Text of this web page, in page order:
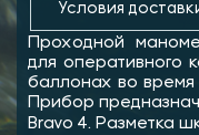
Условия
Проходной
для оперативного
баллонах во время
Прибор
Bravo 4. Разметка